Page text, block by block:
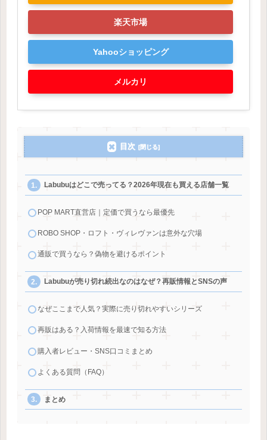
楽天市場
Yahooショッピング
メルカリ
目次
Labubuはどこで売ってる？2026年現在も買える店舗一覧
POP MART直営店｜定価で買うなら最優先
ROBO SHOP・ロフト・ヴィレヴァンは意外な穴場
通販で買うなら？偽物を避けるポイント
Labubuが売り切れ続出なのはなぜ？再販情報とSNSの声
なぜここまで人気？実際に売り切れやすいシリーズ
再販はある？入荷情報を最速で知る方法
購入者レビュー・SNS口コミまとめ
よくある質問（FAQ）
まとめ